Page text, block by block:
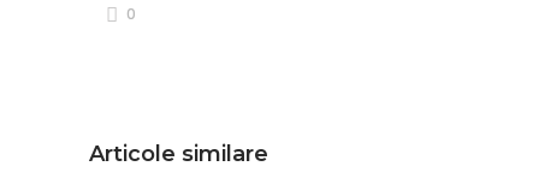
0
Articole similare